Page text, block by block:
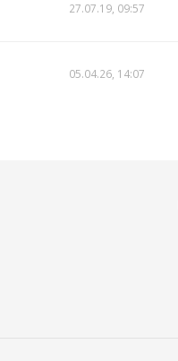
27.07.19, 09:57
05.04.26, 14:07